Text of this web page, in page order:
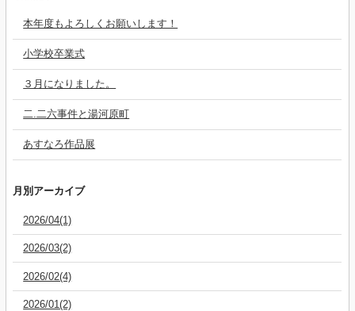
本年度もよろしくお願いします！
小学校卒業式
３月になりました。
二.二六事件と湯河原町
あすなろ作品展
月別アーカイブ
2026/04(1)
2026/03(2)
2026/02(4)
2026/01(2)